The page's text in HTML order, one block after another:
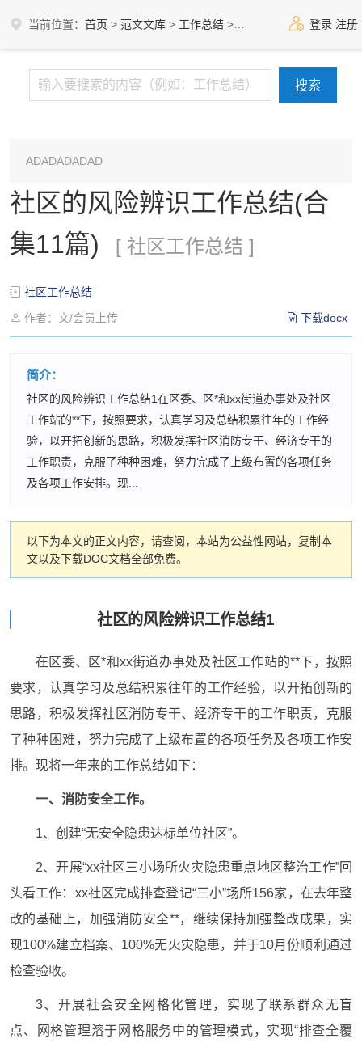
当前位置： 首页 > 范文文库 > 工作总结 > 社区工作总结 登录 注册
ADADADADAD
社区的风险辨识工作总结(合
集11篇)
[ 社区工作总结 ]
社区工作总结
作者：文/会员上传
下载docx
简介：
社区的风险辨识工作总结1在区委、区*和xx街道办事处及社区
工作站的**下，按照要求，认真学习及总结积累往年的工作经
验，以开拓创新的思路，积极发挥社区消防专干、经济专干的
工作职责，克服了种种困难，努力完成了上级布置的各项任务
及各项工作安排。现...
以下为本文的正文内容，请查阅，本站为公益性网站，复制本
文以及下载DOC文档全部免费。
社区的风险辨识工作总结1
在区委、区*和xx街道办事处及社区工作站的**下，按照
要求，认真学习及总结积累往年的工作经验，以开拓创新的
思路，积极发挥社区消防专干、经济专干的工作职责，克服
了种种困难，努力完成了上级布置的各项任务及各项工作安
排。现将一年来的工作总结如下：
一、消防安全工作。
1、创建“无安全隐患达标单位社区”。
2、开展“xx社区三小场所火灾隐患重点地区整治工作”回
头看工作：xx社区完成排查登记“三小”场所156家，在去年整
改的基础上，加强消防安全**，继续保持加强整改成果，实
现100%建立档案、100%无火灾隐患，并于10月份顺利通过
检查验收。
3、开展社会安全网格化管理，实现了联系群众无盲
点、网格管理溶于网格服务中的管理模式，实现“排查全覆